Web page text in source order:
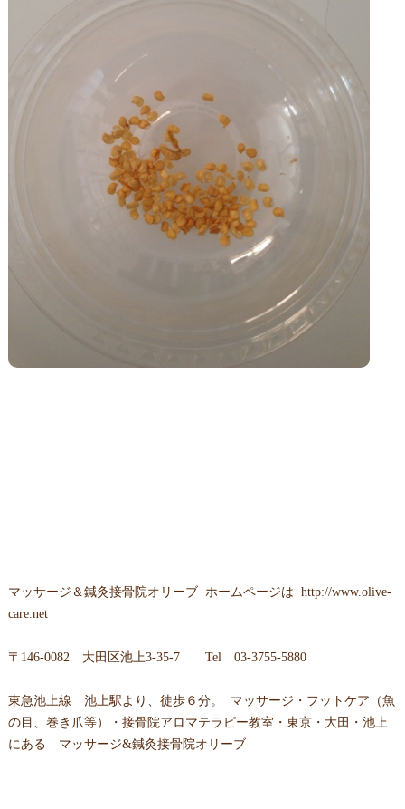
マッサージ＆鍼灸接骨院オリーブ ホームページは http://www.olive-
care.net
〒 146-0082 大田区池上3-35-7Tel 03-3755-5880
東急池上線 池上駅より、徒歩６分。 マッサージ・フットケア（魚
の目、巻き爪等）・接骨院アロマテラピー教室・東京・大田・池上
にある マッサージ&鍼灸接骨院オリーブ